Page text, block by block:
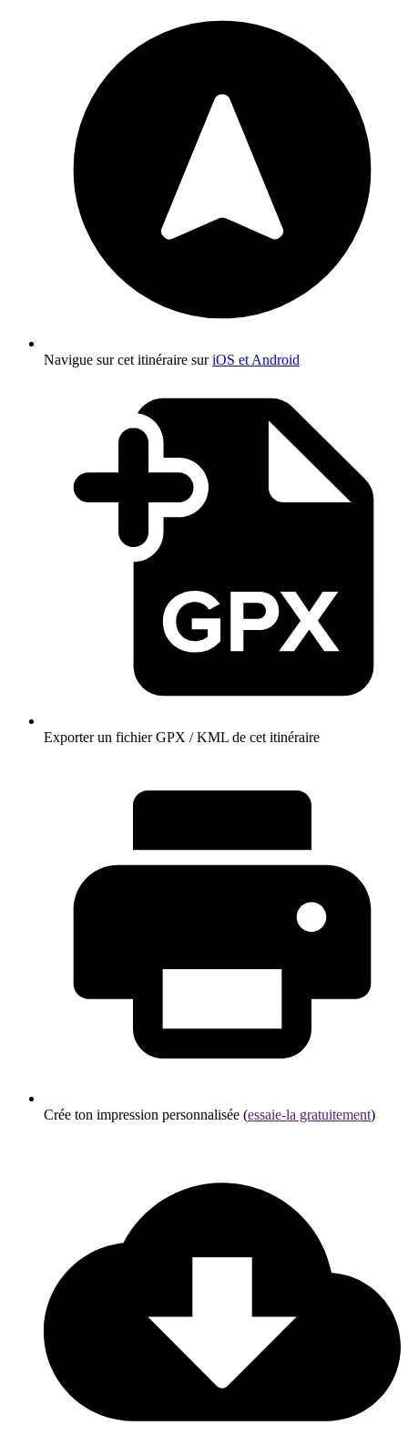
Navigue sur cet itinéraire suriOS et Android
Exporter un fichier GPX / KML de cet itinéraire
Crée ton impression personnalisée (essaie-la gratuitement)